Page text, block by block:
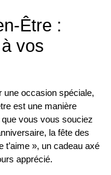
Être :
vos
une occasion spéciale,
est une manière
vous vous souciez
la fête des
t’aime », un cadeau axé
apprécié.